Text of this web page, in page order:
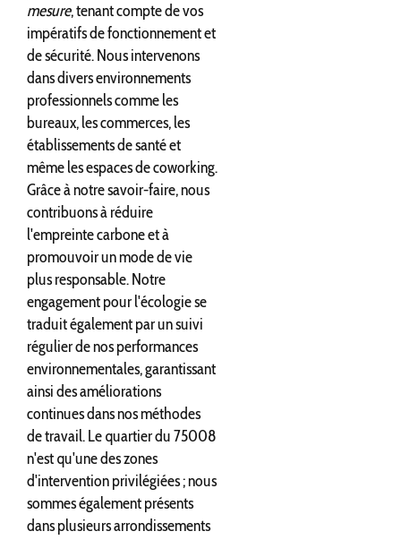
mesure, tenant compte de vos
impératifs de fonctionnement et
de sécurité. Nous intervenons
dans divers environnements
professionnels comme les
bureaux, les commerces, les
établissements de santé et
même les espaces de coworking.
Grâce à notre savoir-faire, nous
contribuons à réduire
l'empreinte carbone et à
promouvoir un mode de vie
plus responsable. Notre
engagement pour l'écologie se
traduit également par un suivi
régulier de nos performances
environnementales, garantissant
ainsi des améliorations
continues dans nos méthodes
de travail. Le quartier du 75008
n'est qu'une des zones
d'intervention privilégiées ; nous
sommes également présents
dans plusieurs arrondissements